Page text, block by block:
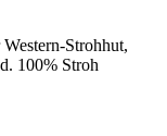
Strohhut,
100% Stroh